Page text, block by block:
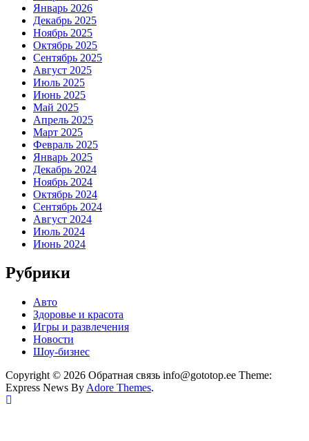
Январь 2026
Декабрь 2025
Ноябрь 2025
Октябрь 2025
Сентябрь 2025
Август 2025
Июль 2025
Июнь 2025
Май 2025
Апрель 2025
Март 2025
Февраль 2025
Январь 2025
Декабрь 2024
Ноябрь 2024
Октябрь 2024
Сентябрь 2024
Август 2024
Июль 2024
Июнь 2024
Рубрики
Авто
Здоровье и красота
Игры и развлечения
Новости
Шоу-бизнес
Copyright © 2026 Обратная связь info@gototop.ee Theme:
Express News By Adore Themes.